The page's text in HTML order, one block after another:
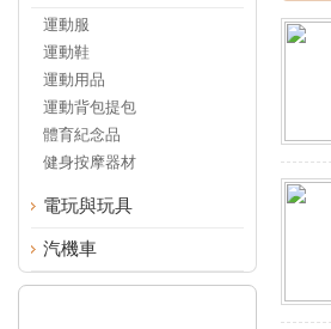
運動服
運動鞋
運動用品
運動背包提包
體育紀念品
健身按摩器材
電玩與玩具
汽機車